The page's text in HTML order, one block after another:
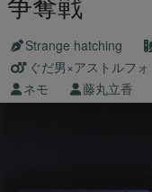
Strange hatching
ぐだ男×アストルフォ
ネモ
藤丸立香